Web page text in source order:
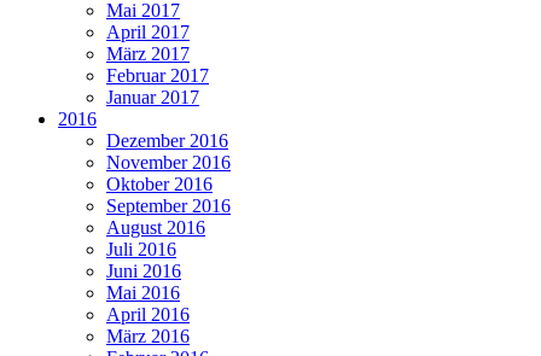
Mai 2017
April 2017
März 2017
Februar 2017
Januar 2017
2016
Dezember 2016
November 2016
Oktober 2016
September 2016
August 2016
Juli 2016
Juni 2016
Mai 2016
April 2016
März 2016